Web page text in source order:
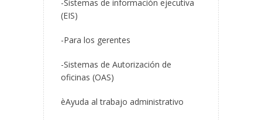
-Sistemas de información ejecutiva
(EIS)
-Para los gerentes
-Sistemas de Autorización de
oficinas (OAS)
èAyuda al trabajo administrativo